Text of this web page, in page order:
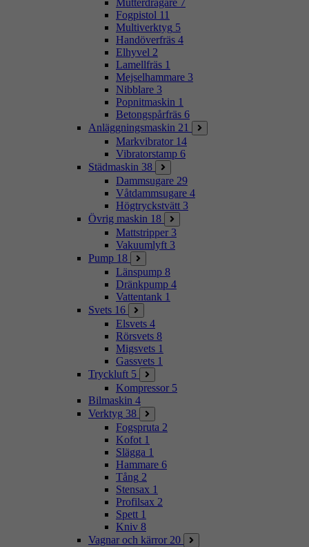
Mutterdragare 7
Fogpistol 11
Multiverktyg 5
Handöverfräs 4
Elhyvel 2
Lamellfräs 1
Mejselhammare 3
Nibblare 3
Popnitmaskin 1
Betongspårfräs 6
Anläggningsmaskin 21
Markvibrator 14
Vibratorstamp 6
Städmaskin 38
Dammsugare 29
Våtdammsugare 4
Högtryckstvätt 3
Övrig maskin 18
Mattstripper 3
Vakuumlyft 3
Pump 18
Länspump 8
Dränkpump 4
Vattentank 1
Svets 16
Elsvets 4
Rörsvets 8
Migsvets 1
Gassvets 1
Tryckluft 5
Kompressor 5
Bilmaskin 4
Verktyg 38
Fogspruta 2
Kofot 1
Slägga 1
Hammare 6
Tång 2
Stensax 1
Profilsax 2
Spett 1
Kniv 8
Vagnar och kärror 20